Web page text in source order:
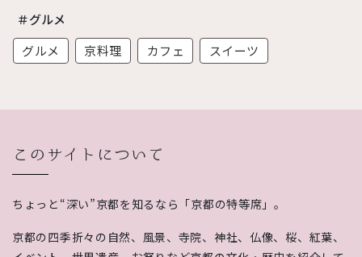
＃グルメ
グルメ
京料理 カフェ スイーツ
このサイトについて
ちょっと“深い”京都を知るなら「京都の特等席」。
京都の四季折々の自然、風景、寺院、神社、仏像、桜、紅葉、